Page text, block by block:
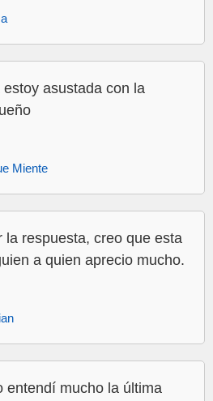
asustada con la
Miente
la respuesta, creo que esta
a quien aprecio mucho.
entendí mucho la última